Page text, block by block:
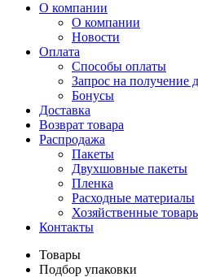
О компании
О компании
Новости
Оплата
Способы оплаты
Запрос на получение
Бонусы
Доставка
Возврат товара
Распродажа
Пакеты
Двухшовные пакеты
Пленка
Расходные материалы
Хозяйственные
Контакты
Товары
Подбор упаковки